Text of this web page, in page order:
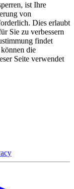
ist Ihre
von
Dies erlaubt
Sie zu verbessern
findet
die
Seite verwendet